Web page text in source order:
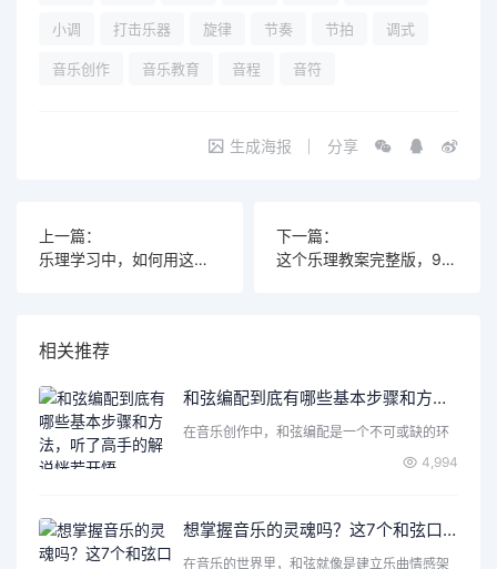
小调 打击乐器 旋律 节奏 节拍 调式
音乐创作 音乐教育 音程 音符
生成海报 分享
上一篇：
乐理学习中，如何用这些教案让学生瞬间理解音乐的奥秘？
下一篇：
这个乐理教案完整版，95%的人依然不知道的秘密技能
相关推荐
和弦编配到底有哪些基本步骤和方法，听了高手的解说恍若开悟
在音乐创作中，和弦编配是一个不可或缺的环
4,994
想掌握音乐的灵魂吗？这7个和弦口诀不可不学！
在音乐的世界里，和弦就像是建立乐曲情感架